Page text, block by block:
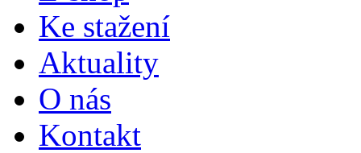
Ke stažení
Aktuality
O nás
Kontakt